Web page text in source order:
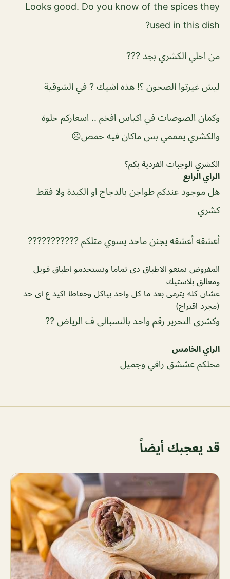
Looks good. Do you know of the spices they
used in this dish?
من احلي الكشري بجد ???
ليش غيرتوا الصحون ؟! هذه اشيك ? في الشوقية
وكمان الصوصات في اكياس افخم .. اسعاركم حلوة
والكشري يمممي بس ماكان فيه حمص☹️
الكشري الوجبات الفردية بكم؟
الراي الرابع
هل موجود عندكم طواجن بالدجاج او الكبدة ولا فقط
كشري
أعشقه أعشقه يجنن ماحد يسوي مثلكم ???????????
المفروض تمنعو الاطباق دى تماما وتستخدمو اطباق فويل
ومعالق بلاستيك
عشان كله يترمى بعد ما كل واحد بياكل وحفاظا اكيد ع اى حد
(مجرد اقتراح)
وكشرى التحرير رقم واحد بالنسبالى ف الرياض ??
الراي الخامس
محلكم عششق راقي وجميل
قد يعجبك أيضاً